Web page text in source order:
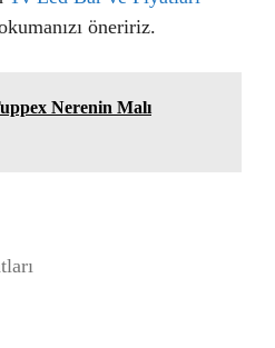
öneririz.
Nerenin Malı